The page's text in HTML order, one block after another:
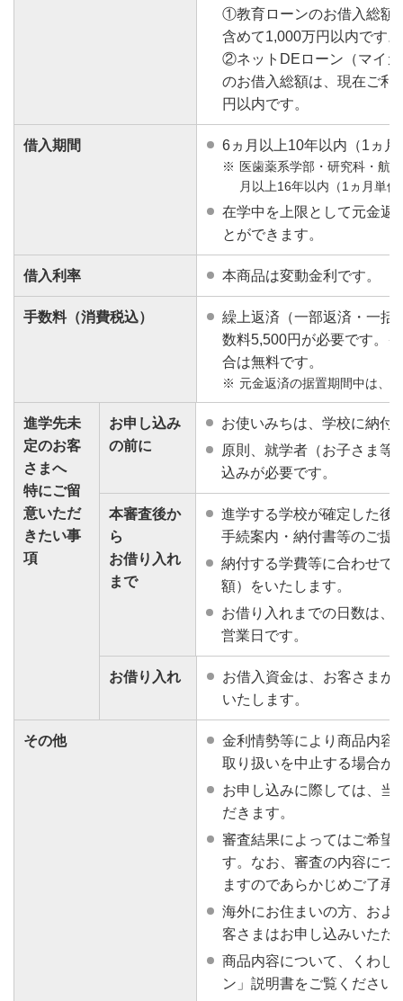
①教育ローンのお借入総額
含めて1,000万円以内です。
②ネットDEローン（マイ
のお借入総額は、現在ご利
円以内です。
借入期間 6ヵ月以上10年以内（1ヵ月
医歯薬系学部・研究科・航
月以上16年以内（1ヵ月単位
在学中を上限として元金返
とができます。
借入利率 本商品は変動金利です。
手数料（消費税込）
繰上返済（一部返済・一括
数料5,500円が必要です。
合は無料です。
元金返済の据置期間中は、
進学先未
定のお客
さまへ
特にご留
意いただ
きたい事
項
お申し込み
の前に
お使いみちは、学校に納付
原則、就学者（お子さま等
込みが必要です。
本審査後か
ら
お借り入れ
まで
進学する学校が確定した後
手続案内・納付書等のご提
納付する学費等に合わせて
額）をいたします。
お借り入れまでの日数は、
営業日です。
お借り入れ
お借入資金は、お客さまが
いたします。
その他
金利情勢等により商品内容
取り扱いを中止する場合が
お申し込みに際しては、当
だきます。
審査結果によってはご希望
す。なお、審査の内容につ
ますのであらかじめご了承
海外にお住まいの方、およ
客さまはお申し込みいただ
商品内容について、くわし
ン」説明書をご覧ください